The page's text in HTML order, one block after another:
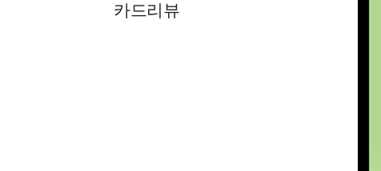
카드리뷰